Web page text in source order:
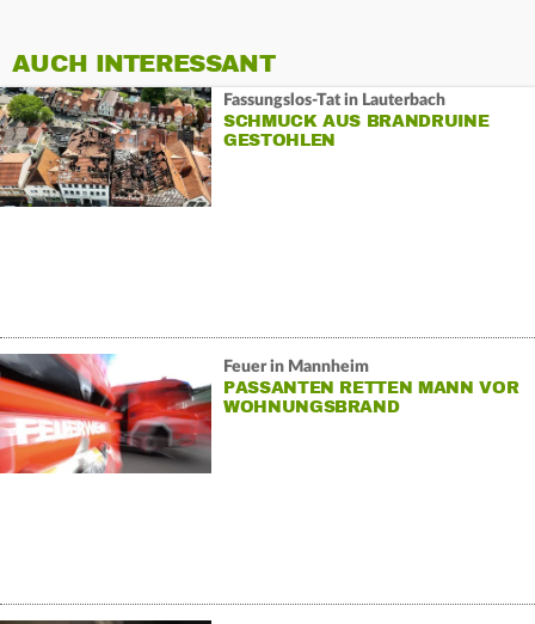
AUCH INTERESSANT
Fassungslos-Tat in Lauterbach
SCHMUCK AUS BRANDRUINE
GESTOHLEN
Feuer in Mannheim
PASSANTEN RETTEN MANN VOR
WOHNUNGSBRAND